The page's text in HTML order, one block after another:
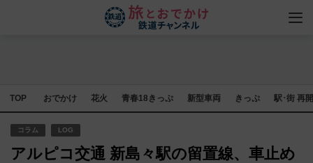
TOP おでかけ 花火 青春18きっぷ 新型車両 きっぷ 駅･街 再
コラム LOG
アルピコ交通 新島々駅の留置線、車止め